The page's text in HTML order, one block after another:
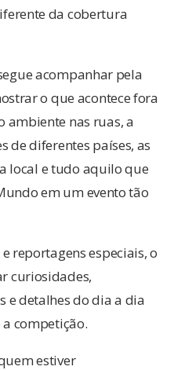
da cobertura
acompanhar pela
o que acontece fora
ambiente nas ruas, a
de diferentes países, as
local e tudo aquilo que
em um evento tão
reportagens especiais, o
curiosidades,
e detalhes do dia a dia
competição.
estiver